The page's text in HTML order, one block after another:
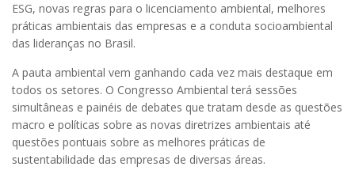
ESG, novas regras para o licenciamento ambiental, melhores
práticas ambientais das empresas e a conduta socioambiental
das lideranças no Brasil.
A pauta ambiental vem ganhando cada vez mais destaque em
todos os setores. O Congresso Ambiental terá sessões
simultâneas e painéis de debates que tratam desde as questões
macro e políticas sobre as novas diretrizes ambientais até
questões pontuais sobre as melhores práticas de
sustentabilidade das empresas de diversas áreas.